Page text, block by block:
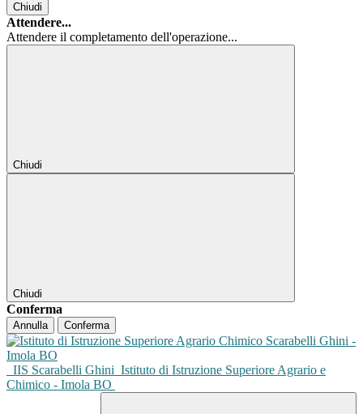
Chiudi
Attendere...
Attendere il completamento dell'operazione...
Chiudi
Chiudi
Conferma
Annulla Conferma
IIS Scarabelli Ghini Istituto di Istruzione Superiore Agrario e
Chimico - Imola BO